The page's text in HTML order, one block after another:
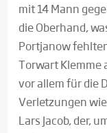
mit 14 Mann
die Oberhand,
Portjanow
Torwart Klemme
vor allem für die
Verletzungen
Lars Jacob, der,